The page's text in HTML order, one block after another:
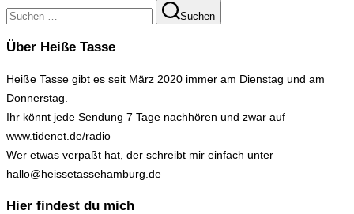
Suchen
nach:
Suchen
Über Heiße Tasse
Heiße Tasse gibt es seit März 2020 immer am Dienstag und am
Donnerstag.
Ihr könnt jede Sendung 7 Tage nachhören und zwar auf
www.tidenet.de/radio
Wer etwas verpaßt hat, der schreibt mir einfach unter
hallo@heissetassehamburg.de
Hier findest du mich